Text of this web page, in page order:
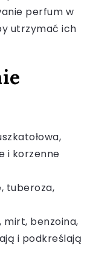
perfum w
utrzymać ich
i korzenne
tuberoza,
mirt, benzoina,
i podkreślają